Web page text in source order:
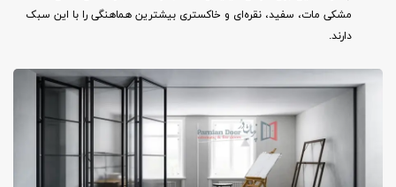
مشکی مات، سفید، نقره‌ای و خاکستری بیشترین هماهنگی را با این سبک
دارند.